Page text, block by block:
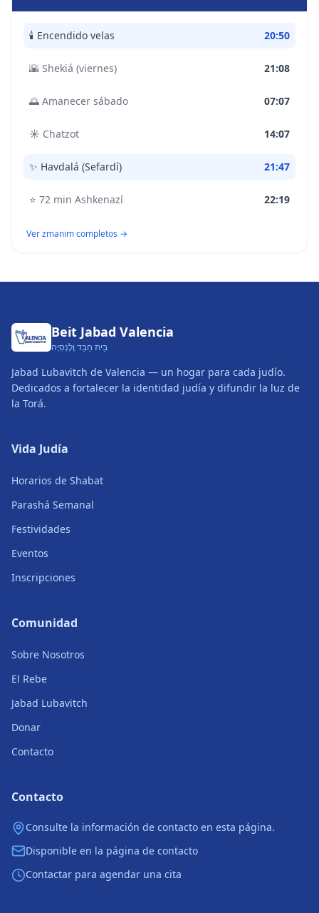
🕯️ Encendido velas 20:50
🌇 Shekiá (viernes) 21:08
🌅 Amanecer sábado 07:07
☀️ Chatzot 14:07
✨ Havdalá (Sefardí) 21:47
⭐ 72 min Ashkenazí 22:19
Ver zmanim completos →
Beit Jabad Valencia
בֵּית חַבַּד וָלֶנְסִיָּה
Jabad Lubavitch de Valencia — un hogar para cada judío.
Dedicados a fortalecer la identidad judía y difundir la luz de
la Torá.
Vida Judía
Horarios de Shabat
Parashá Semanal
Festividades
Eventos
Inscripciones
Comunidad
Sobre Nosotros
El Rebe
Jabad Lubavitch
Donar
Contacto
Contacto
Consulte la información de contacto en esta página.
Disponible en la página de contacto
Contactar para agendar una cita